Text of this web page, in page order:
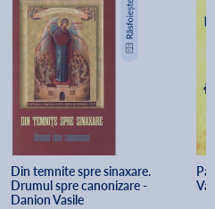
Din temnite spre sinaxare.
Drumul spre canonizare -
Danion Vasile